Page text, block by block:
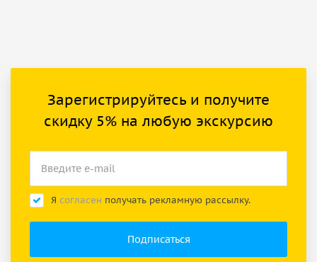
Зарегистрируйтесь и получите
скидку 5% на любую экскурсию
Я согласен получать рекламную рассылку.